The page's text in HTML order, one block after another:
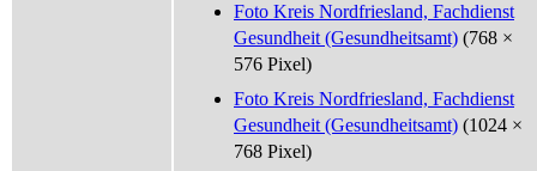
Foto Kreis Nordfriesland, Fachdienst
Gesundheit (Gesundheitsamt) (768 ×
576 Pixel)
Foto Kreis Nordfriesland, Fachdienst
Gesundheit (Gesundheitsamt) (1024 ×
768 Pixel)